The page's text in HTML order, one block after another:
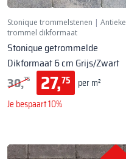
Stonique trommelstenen | Antieke
trommel dikformaat
Stonique getrommelde
Dikformaat 6 cm Grijs/Zwart
30,75 27,75
per m²
Je bespaart 10%